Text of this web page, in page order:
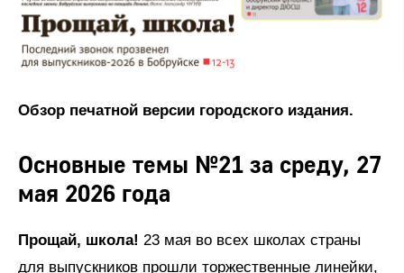
Обзор печатной версии городского издания.
Основные темы №21 за среду, 27
мая 2026 года
Прощай, школа! 23 мая во всех школах страны
для выпускников прошли торжественные линейки,